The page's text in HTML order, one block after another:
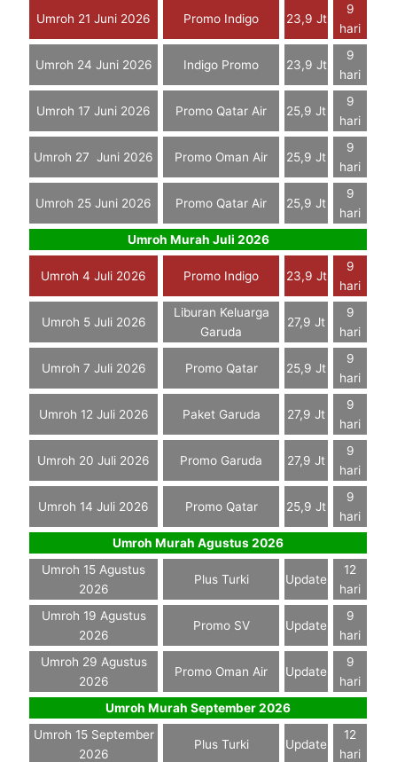
Umroh 21 Juni 2026 Promo Indigo 23,9 Jt
9
hari
Umroh 24 Juni 2026 Indigo Promo 23,9 Jt
9
hari
Umroh 17 Juni 2026 Promo Qatar Air 25,9 Jt
9
hari
Umroh 27 Juni 2026 Promo Oman Air 25,9 Jt
9
hari
Umroh 25 Juni 2026 Promo Qatar Air 25,9 Jt
9
hari
Umroh Murah Juli 2026
Umroh 4 Juli 2026 Promo Indigo 23,9 Jt
9
hari
Umroh 5 Juli 2026
Liburan Keluarga
Garuda
27,9 Jt
9
hari
Umroh 7 Juli 2026 Promo Qatar 25,9 Jt
9
hari
Umroh 12 Juli 2026 Paket Garuda 27,9 Jt
9
hari
Umroh 20 Juli 2026 Promo Garuda 27,9 Jt
9
hari
Umroh 14 Juli 2026 Promo Qatar 25,9 Jt
9
hari
Umroh Murah Agustus 2026
Umroh 15 Agustus
2026
Plus Turki Update
12
hari
Umroh 19 Agustus
2026
Promo SV Update
9
hari
Umroh 29 Agustus
2026
Promo Oman Air Update
9
hari
Umroh Murah September 2026
Umroh 15 September
2026
Plus Turki Update
12
hari